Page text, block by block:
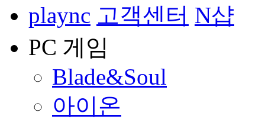
plaync 고객센터 N샵
PC 게임
Blade&Soul
아이온